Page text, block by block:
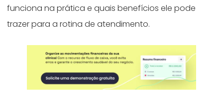
funciona na prática e quais benefícios ele pode
trazer para a rotina de atendimento.